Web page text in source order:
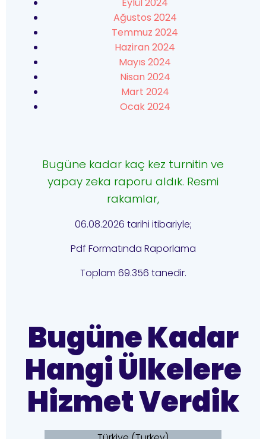
Ağustos 2024
Temmuz 2024
Haziran 2024
Mayıs 2024
Nisan 2024
Mart 2024
Ocak 2024
Bugüne kadar kaç kez turnitin ve
yapay zeka raporu aldık. Resmi
rakamlar,
06.08.2026 tarihi itibariyle;
Pdf Formatında Raporlama
Toplam 69.356 tanedir.
Bugüne Kadar
Hangi Ülkelere
Hizmet Verdik